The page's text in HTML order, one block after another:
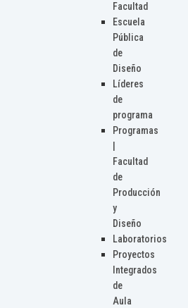
Facultad
Escuela
Pública
de
Diseño
Líderes
de
programa
Programas
Facultad
de
Producción
y
Diseño
Laboratorios
Proyectos
Integrados
de
Aula